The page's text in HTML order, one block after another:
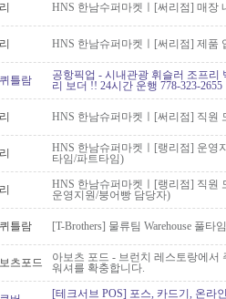
HNS 한남수퍼마켓ㅣ[써리점] 매장
HNS 한남슈퍼마켓ㅣ[써리점] 제품
틀람
공항픽업 - 시내관광 휘슬러 조프
리 보더 !! 24시간 운행 778-323-2655
HNS 한남슈퍼마켓ㅣ[써리점] 직원
HNS 한남슈퍼마켓ㅣ[랭리점] 운영
타임/파트타임)
HNS 한남슈퍼마켓ㅣ[랭리점] 직원
운영지원/붕어빵 담당자)
틀람 [T-Brothers] 물류팀 Warehouse 풀타
츠포드
아보츠 포드 - 브런치 레스토랑에서
워셔를 확충합니다.
[테크서브 POS] 포스, 카드기, 온라